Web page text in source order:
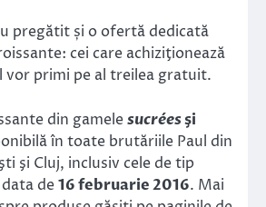
pregătit și o ofertă dedicată
cei care achiziţionează
vor primi pe al treilea gratuit.
din gamelesucréesşi
în toate brutăriile Paul din
şi Cluj, inclusiv cele de tip
de16 februarie 2016. Mai